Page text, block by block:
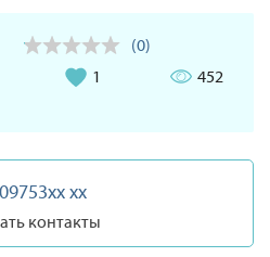
(0)
1 452
xx
контакты